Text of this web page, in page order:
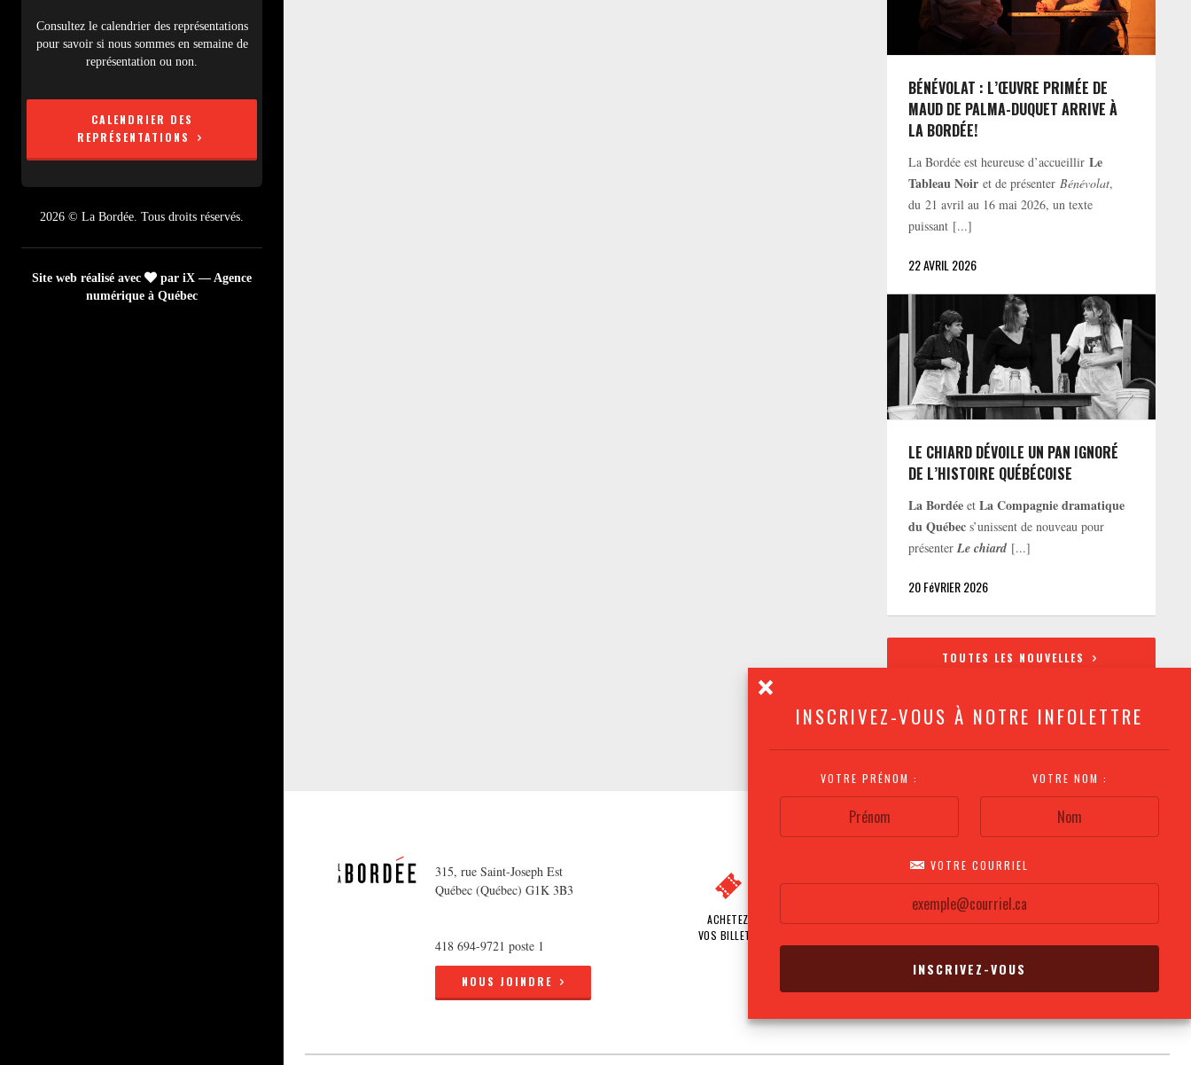
INSCRIVEZ-VOUS À NOTRE INFOLETTRE
VOTRE PRÉNOM : VOTRE NOM :
VOTRE COURRIEL
Consultez le calendrier des représentations
pour savoir si nous sommes en semaine de
représentation ou non.
CALENDRIER DES
REPRÉSENTATIONS
2026 © La Bordée. Tous droits réservés.
Site web réalisé avec
par iX — Agence
numérique à Québec
BÉNÉVOLAT : L’ŒUVRE PRIMÉE DE
MAUD DE PALMA-DUQUET ARRIVE À
LA BORDÉE!
La Bordée est heureuse d’accueillirLe
Tableau Noir et de présenterBénévolat,
du 21 avril au 16 mai 2026, un texte
puissant [...]
22 AVRIL 2026
LE CHIARD DÉVOILE UN PAN IGNORÉ
DE L’HISTOIRE QUÉBÉCOISE
La Bordée etLa Compagnie dramatique
du Québec s’unissent de nouveau pour
présenterLe chiard [...]
20 FéVRIER 2026
TOUTES LES NOUVELLES
315, rue Saint-Joseph Est
Québec (Québec) G1K 3B3
418 694-9721 poste 1
NOUS JOINDRE
ACHETEZ
VOS BILLETS